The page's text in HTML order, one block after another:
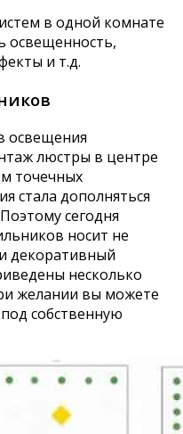
в одной комнате
освещенность,
и т.д.
освещения
люстры в центре
точечных
стала дополняться
сегодня
носит не
декоративный
несколько
желании вы можете
собственную